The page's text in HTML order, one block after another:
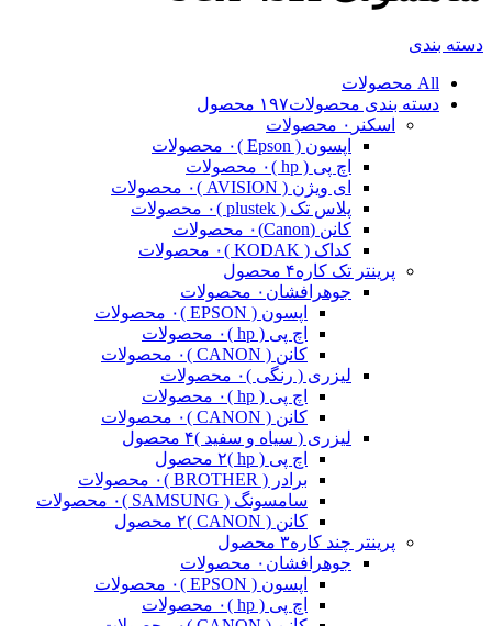
دسته بندی
All محصولات
دسته بندی محصولات۱۹۷ محصول
اسکنر ۰ محصولات
اپسون ( Epson )
۰ محصولات
اچ پی ( hp )
۰ محصولات
ای ویژن ( AVISION )
۰ محصولات
پلاس تک ( plustek )
۰ محصولات
کانن (Canon)
۰ محصولات
کداک ( KODAK )
۰ محصولات
پرینتر تک کاره۴ محصول
جوهرافشان ۰ محصولات
اپسون ( EPSON )
۰ محصولات
اچ پی ( hp )
۰ محصولات
کانن ( CANON )
۰ محصولات
لیزری ( رنگی )۰ محصولات
اچ پی ( hp )
۰ محصولات
کانن ( CANON )
۰ محصولات
لیزری ( سیاه و سفید )۴ محصول
اچ پی ( hp )
۲ محصول
برادر ( BROTHER )
۰ محصولات
سامسونگ ( SAMSUNG )
۰ محصولات
کانن ( CANON )
۲ محصول
پرینتر چند کاره۳ محصول
جوهرافشان ۰ محصولات
اپسون ( EPSON )
۰ محصولات
اچ پی ( hp )
۰ محصولات